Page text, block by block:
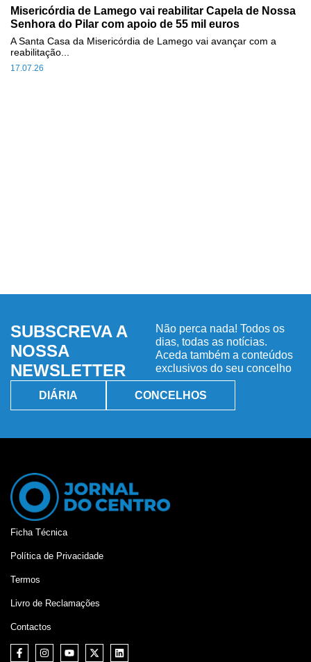
Misericórdia de Lamego vai reabilitar Capela de Nossa
Senhora do Pilar com apoio de 55 mil euros
17.07.26
A Santa Casa da Misericórdia de Lamego vai avançar com a
reabilitação...
SUBSCREVA A
NOSSA
NEWSLETTER
Não perca nada! Todos os
dias, todas as notícias.
Aceda também a conteúdos
exclusivos do seu concelho
DIÁRIA CONCELHOS
Ficha Técnica
Política de Privacidade
Termos
Livro de Reclamações
Contactos